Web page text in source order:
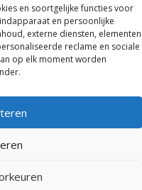
en soortgelijke functies voor
en persoonlijke
externe diensten, elementen
reclame en sociale
op elk moment worden
,Driehuisen
.
B.V.